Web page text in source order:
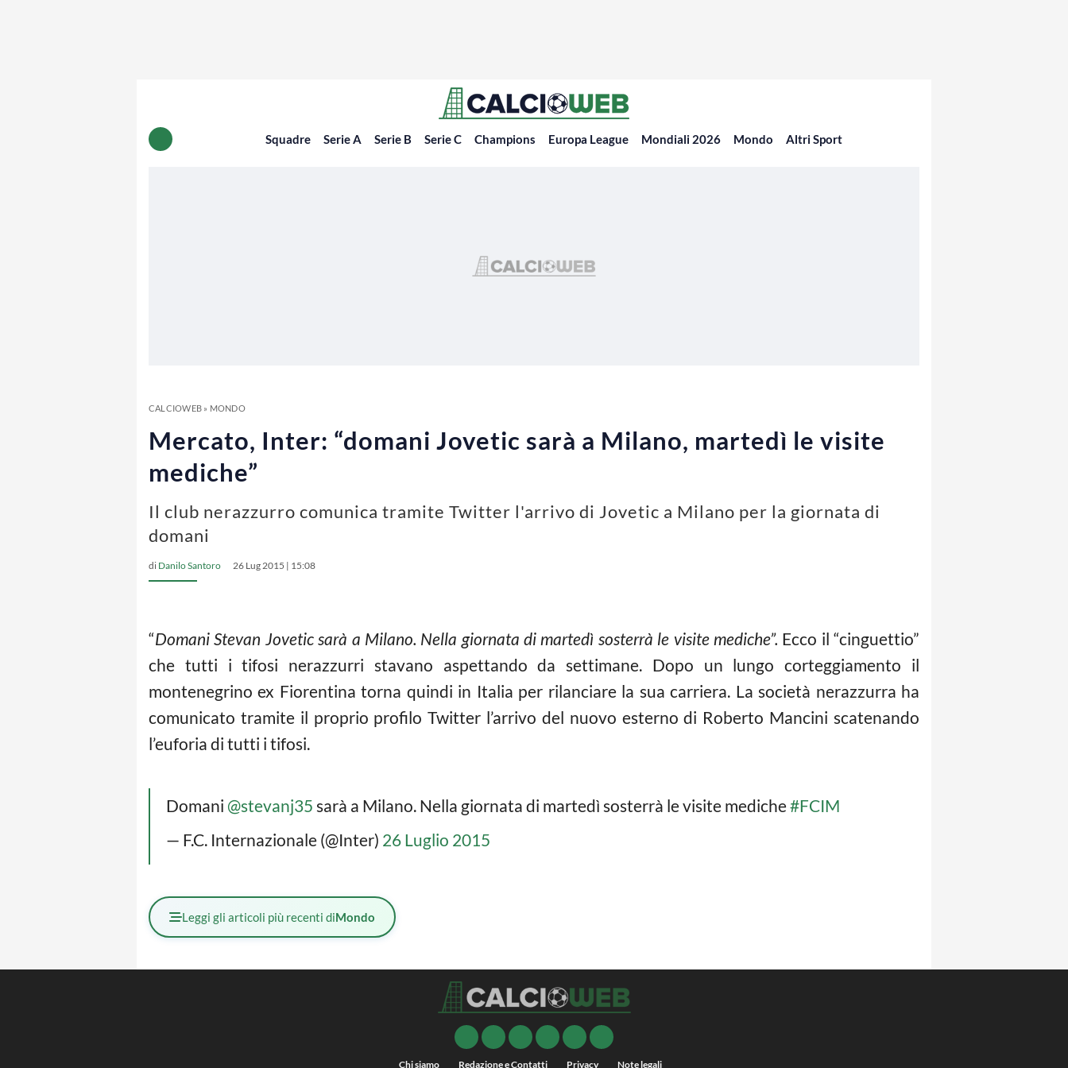
Squadre Serie A Serie B Serie C Champions Europa League Mondiali 2026 Mondo Altri Sport
CALCIOWEB» MONDO
Mercato, Inter: “domani Jovetic sarà a Milano, martedì le visite
mediche”
Il club nerazzurro comunica tramite Twitter l'arrivo di Jovetic a Milano per la giornata di
domani
di Danilo Santoro 26 Lug 2015 | 15:08
“Domani Stevan Jovetic sarà a Milano. Nella giornata di martedì sosterrà le visite mediche”. Ecco il “cinguettio”
che tutti i tifosi nerazzurri stavano aspettando da settimane. Dopo un lungo corteggiamento il
montenegrino ex Fiorentina torna quindi in Italia per rilanciare la sua carriera. La società nerazzurra ha
comunicato tramite il proprio profilo Twitter l’arrivo del nuovo esterno di Roberto Mancini scatenando
l’euforia di tutti i tifosi.
Domani @stevanj35 sarà a Milano. Nella giornata di martedì sosterrà le visite mediche#FCIM
— F.C. Internazionale (@Inter) 26 Luglio 2015
Leggi gli articoli più recenti diMondo
Chi siamo Redazione e Contatti Privacy Note legali